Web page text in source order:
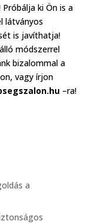
ki Ön is a
látványos
is javíthatja!
módszerrel
bizalommal a
vagy írjon
–ra!
a